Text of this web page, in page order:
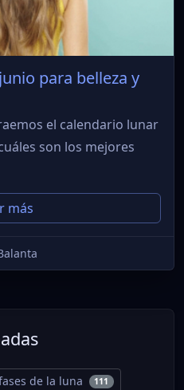
para belleza y
el calendario lunar
son los mejores
más
de la luna 111